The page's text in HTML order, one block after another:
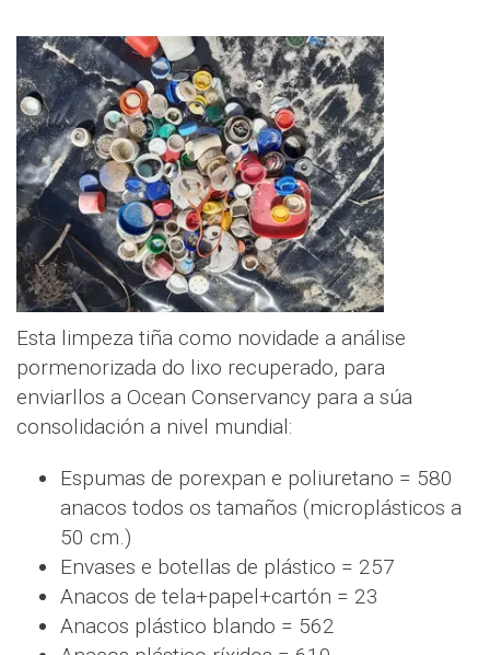
Esta limpeza tiña como novidade a análise
pormenorizada do lixo recuperado, para
enviarllos a Ocean Conservancy para a súa
consolidación a nivel mundial:
Espumas de porexpan e poliuretano = 580
anacos todos os tamaños (microplásticos a
50 cm.)
Envases e botellas de plástico = 257
Anacos de tela+papel+cartón = 23
Anacos plástico blando = 562